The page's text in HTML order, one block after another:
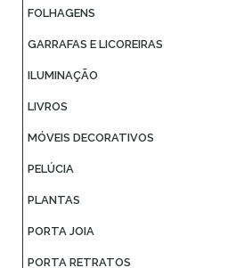
FOLHAGENS
GARRAFAS E LICOREIRAS
ILUMINAÇÃO
LIVROS
MÓVEIS DECORATIVOS
PELÚCIA
PLANTAS
PORTA JOIA
PORTA RETRATOS